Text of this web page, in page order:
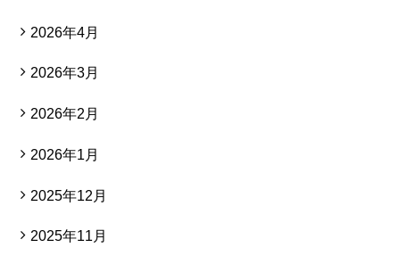
2026年4月
2026年3月
2026年2月
2026年1月
2025年12月
2025年11月